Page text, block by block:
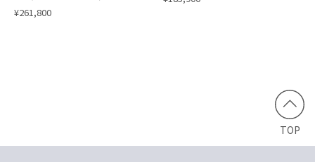
¥261,800
TOP